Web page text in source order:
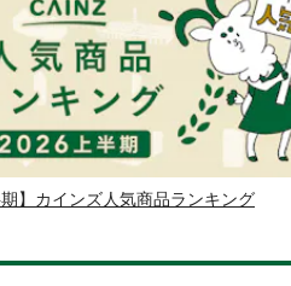
期】カインズ人気商品ランキング